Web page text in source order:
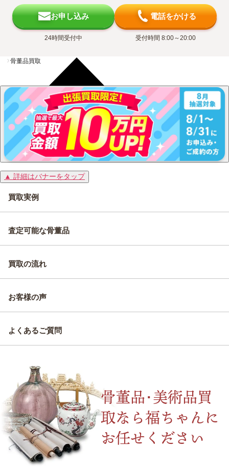
お申し込み
24時間受付中
電話をかける
受付時間 8:00～20:00
骨董品買取
▲ 詳細はバナーをタップ
買取実例
査定可能な骨董品
買取の流れ
お客様の声
よくあるご質問
骨董品･美術品買
取なら福ちゃんに
お任せください